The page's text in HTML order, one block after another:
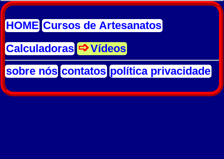
HOME Cursos de Artesanatos
Calculadoras
Vídeos
sobre nós contatos política privacidade